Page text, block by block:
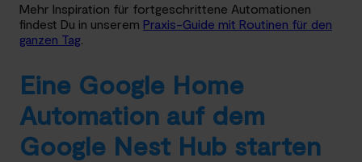
Mehr Inspiration für fortgeschrittene Automationen
findest Du in unserem Praxis-Guide mit Routinen für den
ganzen Tag.
Eine Google Home
Automation auf dem
Google Nest Hub starten